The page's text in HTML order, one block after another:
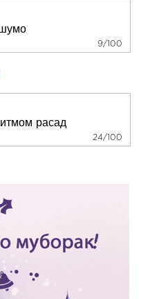
9/100
24/100